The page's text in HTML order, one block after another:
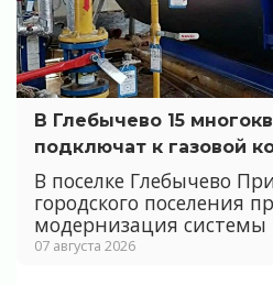
В Глебычево 15
подключат к газовой
В поселке Глебычево
городского поселения
модернизация системы
07 августа 2026